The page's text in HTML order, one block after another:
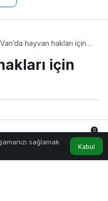
Van’da hayvan hakları için
için
sağlamak
Kabul
Hesabım Bildirimler
0